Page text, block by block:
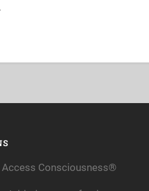
Consciousness®